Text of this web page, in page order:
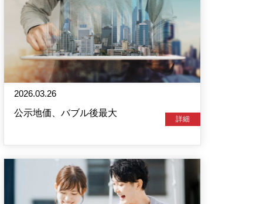
2026.03.26
公示地価、バブル後最大
詳細